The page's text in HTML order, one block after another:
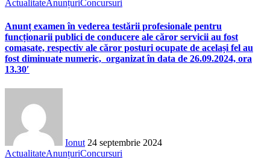
ActualitateAnunțuriConcursuri
Anunț examen în vederea testării profesionale pentru
funcționarii publici de conducere ale căror servicii au fost
comasate, respectiv ale căror posturi ocupate de același fel au
fost diminuate numeric, organizat în data de 26.09.2024, ora
13.30′
Ionut 24 septembrie 2024
ActualitateAnunțuriConcursuri